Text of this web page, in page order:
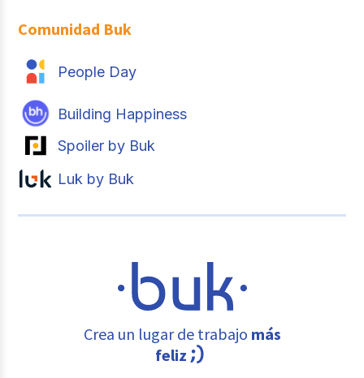
Comunidad Buk
People Day
Building Happiness
Spoiler by Buk
Luk by Buk
Crea un lugar de trabajo más
feliz